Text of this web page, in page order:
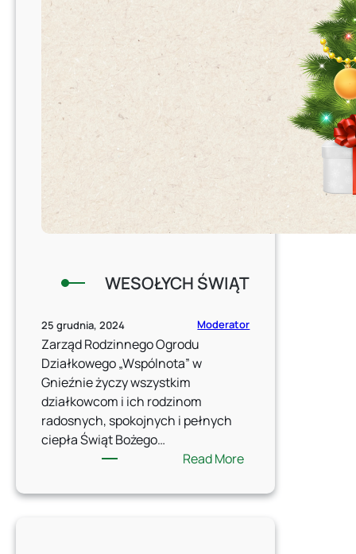
WESOŁYCH ŚWIĄT
25 grudnia, 2024 Moderator
Zarząd Rodzinnego Ogrodu
Działkowego „Wspólnota” w
Gnieźnie życzy wszystkim
działkowcom i ich rodzinom
radosnych, spokojnych i pełnych
ciepła Świąt Bożego…
Read More:
ŚWIĄT